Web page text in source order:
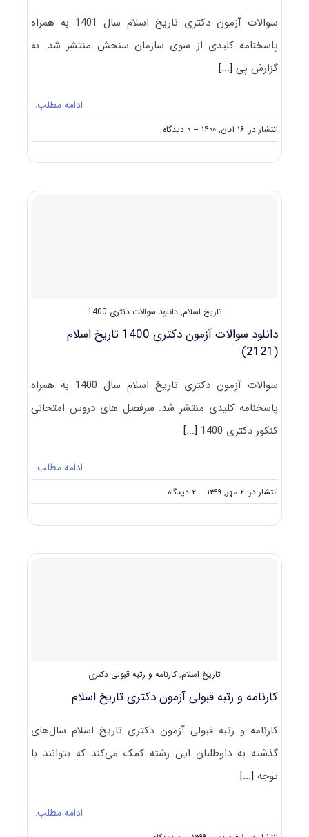
سوالات آزمون دکتری تاریخ اسلام سال 1401 به همراه
پاسخنامه کلیدی از سوی سازمان سنجش منتشر شد. به
گزارش پی[...]
ادامه مطلب…
انتشار در: ۱۶ آبان, ۱۴۰۰ -- ۰ دیدگاه
on
دانلود
آزمون
تاریخ اسلام,دانلود سوالات دکتری 1400
دانلود سوالات آزمون دکتری 1400 تاریخ اسلام
(2121)
سوالات آزمون دکتری تاریخ اسلام سال 1400 به همراه
پاسخنامه کلیدی منتشر شد. سرفصل های دروس امتحانی
کنکور دکتری 1400
[...]
ادامه مطلب…
انتشار در: ۲ مهر, ۱۳۹۹ -- ۲ دیدگاه
on
دانلود
۱۴۰۰
تاریخ اسلام,کارنامه و رتبه قبولی دکتری
کارنامه و رتبه قبولی آزمون دکتری تاریخ اسلام
کارنامه و رتبه قبولی آزمون دکتری تاریخ اسلام سال‌های
گذشته به داوطلبان این رشته کمک می‌کند که بتوانند با
توجه [...]
ادامه مطلب…